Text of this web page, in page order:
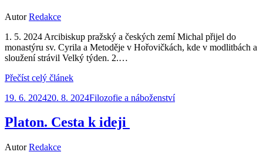
AutorRedakce
1. 5. 2024 Arcibiskup pražský a českých zemí Michal přijel do
monastýru sv. Cyrila a Metoděje v Hořovičkách, kde v modlitbách a
sloužení strávil Velký týden. 2.…
Přečíst celý článek
Zveřejněno
19. 6. 202420. 8. 2024Filozofie a náboženství
Platon. Cesta k ideji
AutorRedakce